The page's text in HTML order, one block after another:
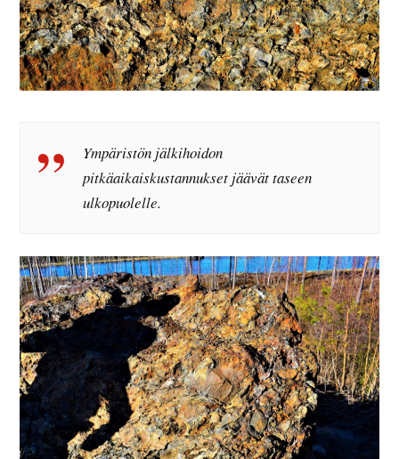
Ympäristön jälkihoidon
pitkäaikaiskustannukset jäävät taseen
ulkopuolelle.